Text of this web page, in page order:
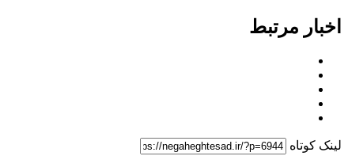
اخبار مرتبط
لینک کوتاه